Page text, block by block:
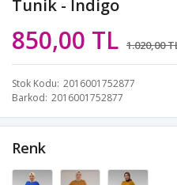
Tunik - İndigo
850,00 TL 1.020,00
Stok Kodu 2016001752877
Barkod 2016001752877
Renk